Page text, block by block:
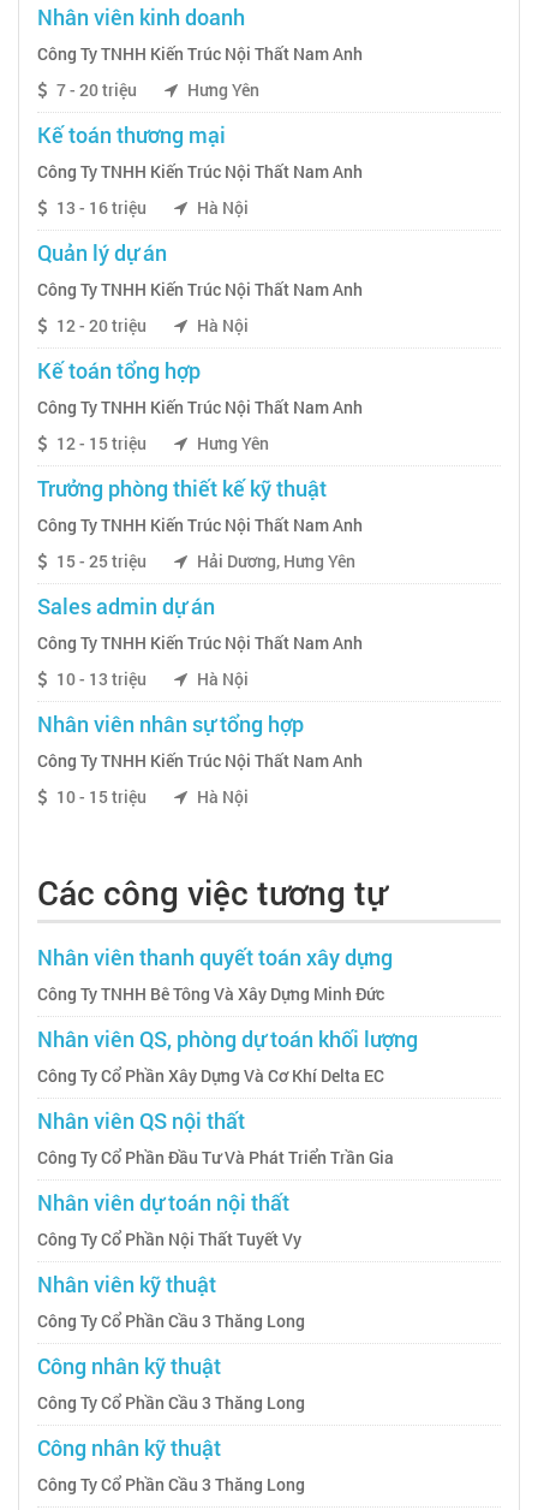
Nhân viên kinh doanh
Công Ty TNHH Kiến Trúc Nội Thất Nam Anh
7 - 20 triệu
Hưng Yên
Kế toán thương mại
Công Ty TNHH Kiến Trúc Nội Thất Nam Anh
13 - 16 triệu
Hà Nội
Quản lý dự án
Công Ty TNHH Kiến Trúc Nội Thất Nam Anh
12 - 20 triệu
Hà Nội
Kế toán tổng hợp
Công Ty TNHH Kiến Trúc Nội Thất Nam Anh
12 - 15 triệu
Hưng Yên
Trưởng phòng thiết kế kỹ thuật
Công Ty TNHH Kiến Trúc Nội Thất Nam Anh
15 - 25 triệu
Hải Dương, Hưng Yên
Sales admin dự án
Công Ty TNHH Kiến Trúc Nội Thất Nam Anh
10 - 13 triệu
Hà Nội
Nhân viên nhân sự tổng hợp
Công Ty TNHH Kiến Trúc Nội Thất Nam Anh
10 - 15 triệu
Hà Nội
Các công việc tương tự
Nhân viên thanh quyết toán xây dựng
Công Ty TNHH Bê Tông Và Xây Dựng Minh Đức
Nhân viên QS, phòng dự toán khối lượng
Công Ty Cổ Phần Xây Dựng Và Cơ Khí Delta EC
Nhân viên QS nội thất
Công Ty Cổ Phần Đầu Tư Và Phát Triển Trần Gia
Nhân viên dự toán nội thất
Công Ty Cổ Phần Nội Thất Tuyết Vy
Nhân viên kỹ thuật
Công Ty Cổ Phần Cầu 3 Thăng Long
Công nhân kỹ thuật
Công Ty Cổ Phần Cầu 3 Thăng Long
Công nhân kỹ thuật
Công Ty Cổ Phần Cầu 3 Thăng Long